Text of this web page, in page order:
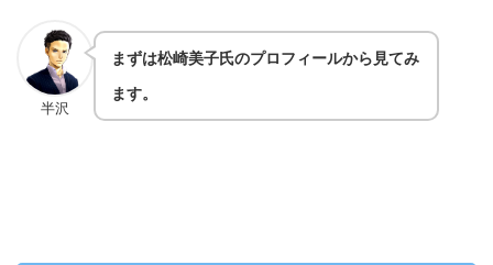
半沢
まずは松崎美子氏のプロフィールから見てみ
ます。